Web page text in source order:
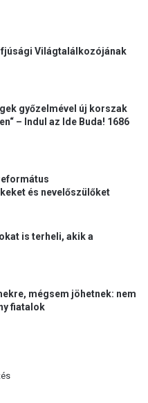
Világtalálkozójának
győzelmével új korszak
– Indul az Ide Buda! 1686
és nevelőszülőket
is terheli, akik a
mégsem jöhetnek: nem
fiatalok